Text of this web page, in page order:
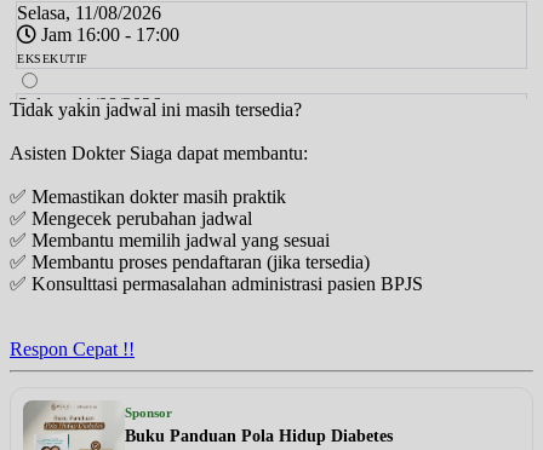
Selasa, 11/08/2026
Jam 16:00 - 17:00
EKSEKUTIF
Selasa, 11/08/2026
Jam 17:00 - 19:00
BPJS
Kamis, 13/08/2026
Jam 17:00 - 18:00
EKSEKUTIF
Kamis, 13/08/2026
Jam 07:00 - 08:00
EKSEKUTIF
Tidak yakin jadwal ini masih tersedia?
Asisten Dokter Siaga dapat membantu:
✅ Memastikan dokter masih praktik
✅ Mengecek perubahan jadwal
✅ Membantu memilih jadwal yang sesuai
✅ Membantu proses pendaftaran (jika tersedia)
✅ Konsulttasi permasalahan administrasi pasien BPJS
Respon Cepat !!
Sponsor
Buku Panduan Pola Hidup Diabetes